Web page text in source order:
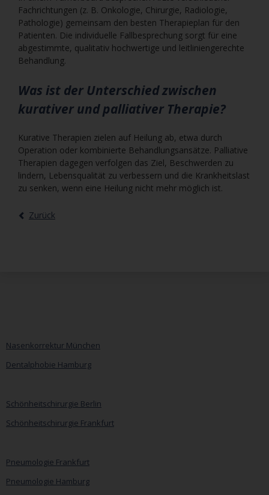
Fachrichtungen (z. B. Onkologie, Chirurgie, Radiologie,
Pathologie) gemeinsam den besten Therapieplan für den
Patienten. Die individuelle Fallbesprechung sorgt für eine
abgestimmte, qualitativ hochwertige und leitliniengerechte
Behandlung.
Was ist der Unterschied zwischen
kurativer und palliativer Therapie?
Kurative Therapien zielen auf Heilung ab, etwa durch
Operation oder kombinierte Behandlungsansätze. Palliative
Therapien dagegen verfolgen das Ziel, Beschwerden zu
lindern, Lebensqualität zu verbessern und die Krankheitslast
zu senken, wenn eine Heilung nicht mehr möglich ist.
Zurück
Nasenkorrektur München
Dentalphobie Hamburg
Schönheitschirurgie Berlin
Schönheitschirurgie Frankfurt
Pneumologie Frankfurt
Pneumologie Hamburg